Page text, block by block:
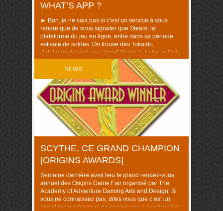
WHAT’S APP ?
► Bon, je ne sais pas si c’est un service à vous
rendre que de vous signaler que Steam, la
plateforme du jeu en ligne, entre dans sa période
estivale de soldes. On trouve des Tokaido,
Pathfinder Adventures, Small World 2, Ticket to Ride,
Potion Explosion, Jaipur, Patchwork et compagnie à
prix cassé. En dehors du […]
NEWS
SCYTHE, CE GRAND CHAMPION
[ORIGINS AWARDS]
Semaine dernière avait lieu le grand rendez-vous
annuel des Origins Game Fair organisé par The
Academy of Adventure Gaming Arts and Design. Si
vous ne connaissez pas, dites vous que c’est un
grand rassemblement de gamers qui a lieu tous les